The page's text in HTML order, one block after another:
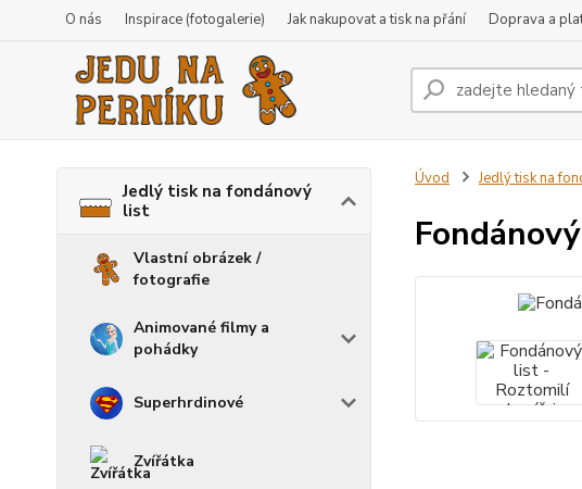
O nás Inspirace (fotogalerie) Jak nakupovat a tisk na přání Doprava a
Jedlý tisk na fondánový
list
Vlastní obrázek /
fotografie
Animované filmy a
pohádky
Superhrdinové
Zvířátka
Úvod Jedlý tisk na